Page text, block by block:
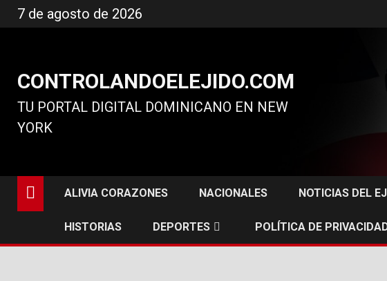
al
7 de agosto de 2026
CONTROLANDOELEJIDO.COM
TU PORTAL DIGITAL DOMINICANO EN NEW
YORK
ALIVIA CORAZONES NACIONALES NOTICIAS DEL
HISTORIAS DEPORTES POLÍTICA DE